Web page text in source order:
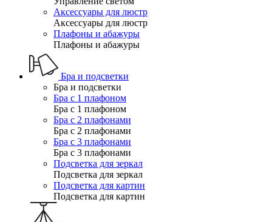
Аксессуары для люстр
Аксессуары для люстр
Плафоны и абажуры
Плафоны и абажуры
Бра и подсветки
Бра и подсветки
Бра с 1 плафоном
Бра с 1 плафоном
Бра с 2 плафонами
Бра с 2 плафонами
Бра с 3 плафонами
Бра с 3 плафонами
Подсветка для зеркал
Подсветка для зеркал
Подсветка для картин
Подсветка для картин